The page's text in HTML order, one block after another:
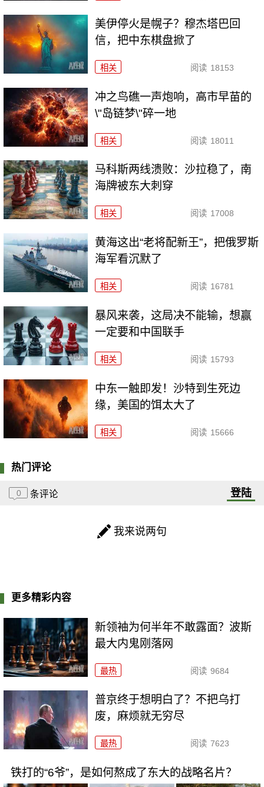
美伊停火是幌子？穆杰塔巴回
信，把中东棋盘掀了
相关 阅读 18153
冲之鸟礁一声炮响，高市早苗的
\"岛链梦\"碎一地
相关 阅读 18011
马科斯两线溃败：沙拉稳了，南
海牌被东大刺穿
相关 阅读 17008
黄海这出“老将配新王”，把俄罗斯
海军看沉默了
相关 阅读 16781
暴风来袭，这局决不能输，想赢
一定要和中国联手
相关 阅读 15793
中东一触即发！沙特到生死边
缘，美国的饵太大了
相关 阅读 15666
热门评论
0 条评论 登陆
我来说两句
更多精彩内容
新领袖为何半年不敢露面？波斯
最大内鬼刚落网
最热 阅读 9684
普京终于想明白了？不把乌打
废，麻烦就无穷尽
最热 阅读 7623
铁打的“6爷”，是如何熬成了东大的战略名片？